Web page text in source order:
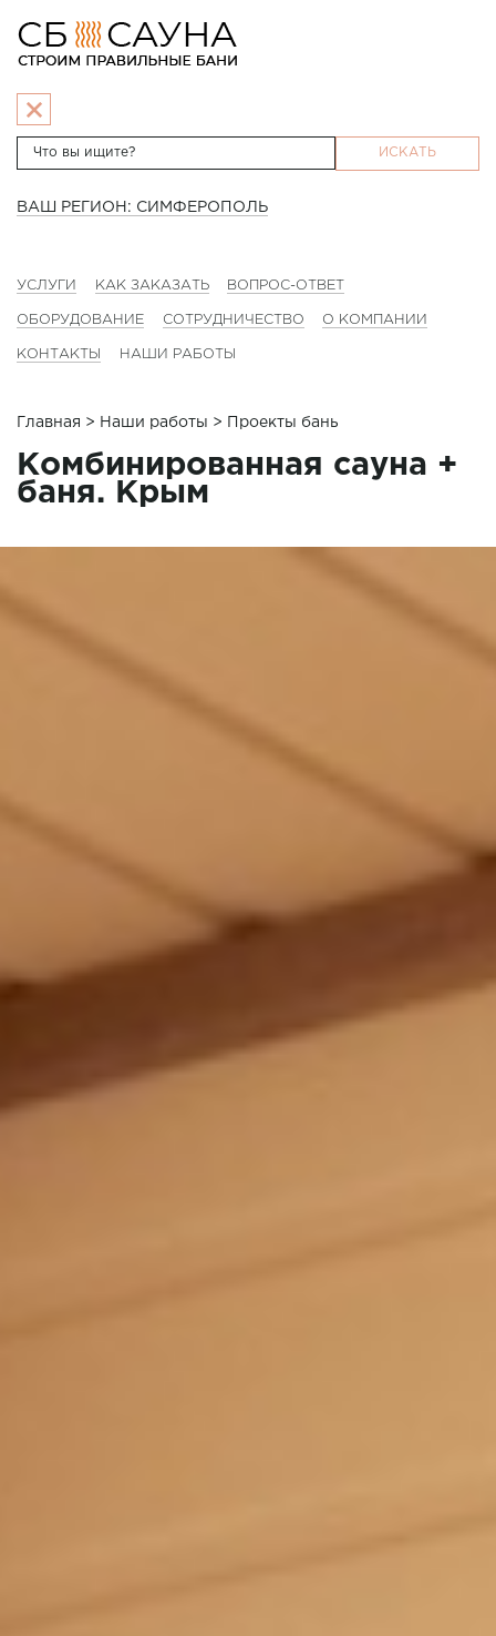
ИСКАТЬ
ВАШ РЕГИОН: СИМФЕРОПОЛЬ
УСЛУГИ КАК ЗАКАЗАТЬ ВОПРОС-ОТВЕТ
ОБОРУДОВАНИЕ СОТРУДНИЧЕСТВО О КОМПАНИИ
КОНТАКТЫ НАШИ РАБОТЫ
Главная > Наши работы > Проекты бань
Комбинированная сауна +
баня. Крым